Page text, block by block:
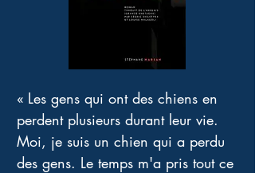
« Les gens qui ont des chiens en
perdent plusieurs durant leur vie.
Moi, je suis un chien qui a perdu
des gens. Le temps m'a pris tout ce